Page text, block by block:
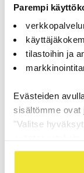
Parempi
tilastoihin ja
Evästeiden
sisältömme ovat
"Valitse